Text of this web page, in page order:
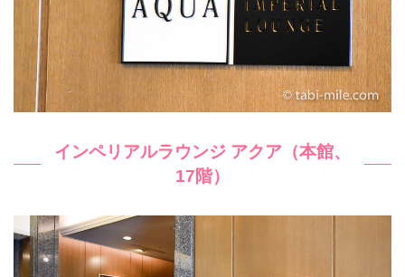
インペリアルラウンジ アクア（本館、
17階）